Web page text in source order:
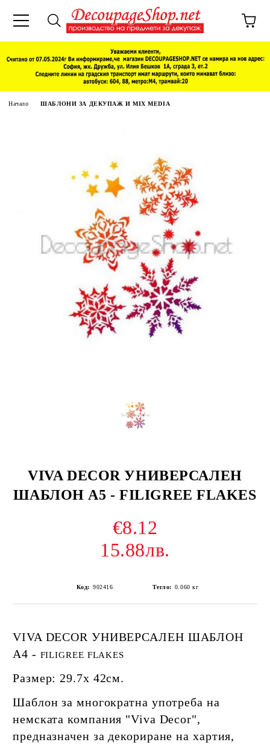
Начало ШАБЛОНИ ЗА ДЕКУПАЖ И MIX MEDIA
VIVA DECOR УНИВЕРСАЛЕН
ШАБЛОН A5 - FILIGREE FLAKES
€8.12
15.88лв.
Код: 902416 Тегло: 0.060 кг
VIVA DECOR УНИВЕРСАЛЕН ШАБЛОН
A4 - FILIGREE FLAKES
Размер: 29.7х 42см.
Шаблон за многократна употреба на
немската компания "Viva Decor",
предназначен за декориране на хартия,